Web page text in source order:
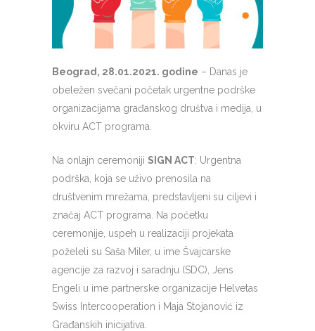
Beograd, 28.01.2021. godine – Danas je
obeležen svečani početak urgentne podrške
organizacijama građanskog društva i medija, u
okviru ACT programa.
Na onlajn ceremoniji SIGN ACT: Urgentna
podrška, koja se uživo prenosila na
društvenim mrežama, predstavljeni su ciljevi i
značaj ACT programa. Na početku
ceremonije, uspeh u realizaciji projekata
poželeli su Saša Miler, u ime Švajcarske
agencije za razvoj i saradnju (SDC), Jens
Engeli u ime partnerske organizacije Helvetas
Swiss Intercooperation i Maja Stojanović iz
Građanskih inicijativa.